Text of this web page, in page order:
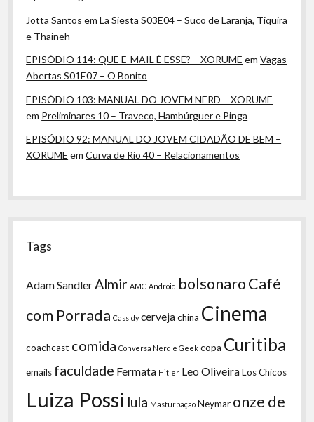
Jotta Santos emLa Siesta S03E04 – Suco de Laranja, Tiquira
e Thaineh
EPISÓDIO 114: QUE E-MAIL É ESSE? – XORUME emVagas
Abertas S01E07 – O Bonito
EPISÓDIO 103: MANUAL DO JOVEM NERD – XORUME
em Preliminares 10 – Traveco, Hambúrguer e Pinga
EPISÓDIO 92: MANUAL DO JOVEM CIDADÃO DE BEM –
XORUME emCurva de Rio 40 – Relacionamentos
Tags
Adam Sandler Almir AMC Android bolsonaroCafé
com Porrada Cassidy cervejachina Cinema
coachcast comida Conversa Nerd e Geek copa Curitiba
emails faculdade Fermata Hitler Leo OliveiraLos Chicos
Luiza Possi lula Masturbação Neymar onze de